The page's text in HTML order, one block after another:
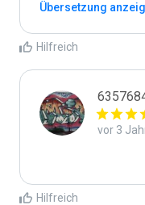
Übersetzung
Hilfreich
vor 3
Hilfreich